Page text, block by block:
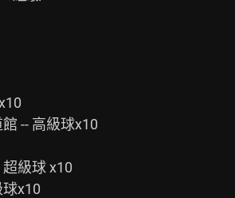
-- 高級球x10
級球 x10
x10